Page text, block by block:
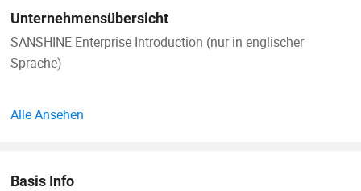
Unternehmensübersicht
SANSHINE Enterprise Introduction (nur in englischer
Sprache)
Alle Ansehen
Basis Info